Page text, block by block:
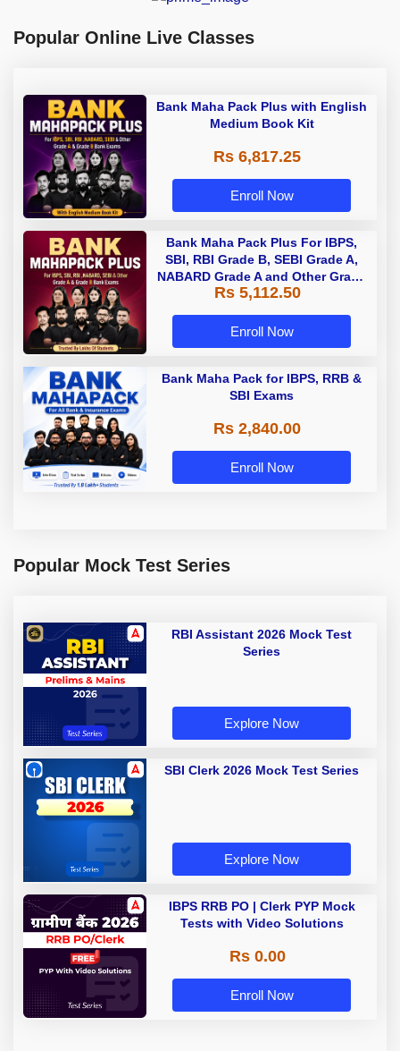
Popular Online Live Classes
Bank Maha Pack Plus with English
Medium Book Kit
Rs 6,817.25
Enroll Now
Bank Maha Pack Plus For IBPS,
SBI, RBI Grade B, SEBI Grade A,
NABARD Grade A and Other Grade
A & Grade B Bank Exams
Rs 5,112.50
Enroll Now
Bank Maha Pack for IBPS, RRB &
SBI Exams
Rs 2,840.00
Enroll Now
Popular Mock Test Series
RBI Assistant 2026 Mock Test
Series
Explore Now
SBI Clerk 2026 Mock Test Series
Explore Now
IBPS RRB PO | Clerk PYP Mock
Tests with Video Solutions
Rs 0.00
Enroll Now